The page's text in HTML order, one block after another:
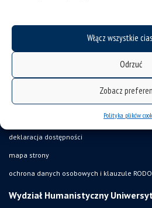
Włącz wszystkie
Odrzuć
Zobacz
Polityka plików
deklaracja dostępności
mapa strony
ochrona danych osobowych i klauzule RODO
Wydział Humanistyczny